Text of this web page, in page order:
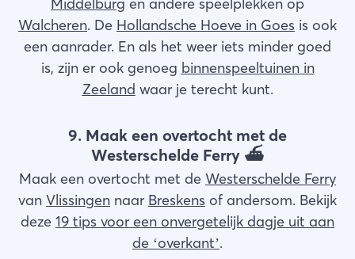
Walcheren. De Hollandsche Hoeve in Goes is ook
een aanrader. En als het weer iets minder goed
is, zijn er ook genoeg binnenspeeltuinen in
Zeeland waar je terecht kunt.
9. Maak een overtocht met de
Westerschelde Ferry ⛴️
Maak een overtocht met de Westerschelde Ferry
van Vlissingen naar Breskens of andersom. Bekijk
deze 19 tips voor een onvergetelijk dagje uit aan
de ‘overkant’.